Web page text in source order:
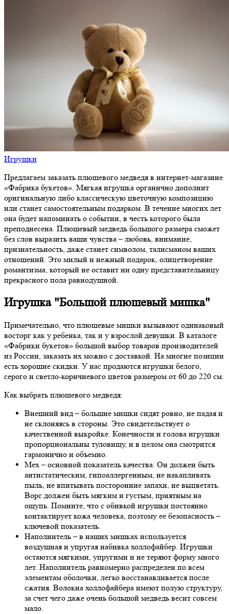
Игрушки
Предлагаем заказать плюшевого медведя в интернет-магазине
«Фабрика букетов». Мягкая игрушка органично дополнит
оригинальную либо классическую цветочную композицию
или станет самостоятельным подарком. В течение многих лет
она будет напоминать о событии, в честь которого была
преподнесена. Плюшевый медведь большого размера сможет
без слов выразить ваши чувства – любовь, внимание,
признательность, даже станет символом, талисманом ваших
отношений. Это милый и нежный подарок, олицетворение
романтизма, который не оставит ни одну представительницу
прекрасного пола равнодушной.
Игрушка "Большой плюшевый мишка"
Примечательно, что плюшевые мишки вызывают одинаковый
восторг как у ребенка, так и у взрослой девушки. В каталоге
«Фабрики букетов» большой выбор товаров производителей
из России, заказать их можно с доставкой. На многие позиции
есть хорошие скидки. У нас продаются игрушки белого,
серого и светло-коричневого цветов размером от 60 до 220 см.
Как выбрать плюшевого медведя:
Внешний вид – большие мишки сидят ровно, не падая и
не склоняясь в стороны. Это свидетельствует о
качественной выкройке. Конечности и голова игрушки
пропорциональны туловищу, и в целом она смотрится
гармонично и объемно.
Мех – основной показатель качества. Он должен быть
антистатическим, гипоаллергенным, не накапливать
пыль, не впитывать посторонние запахи, не выцветать.
Ворс должен быть мягким и густым, приятным на
ощупь. Помните, что с обивкой игрушки постоянно
контактирует кожа человека, поэтому ее безопасность –
ключевой показатель.
Наполнитель – в наших мишках используется
воздушная и упругая набивка холлофайбер. Игрушки
остаются мягкими, упругими и не теряют форму много
лет. Наполнитель равномерно распределен по всем
элементам оболочки, легко восстанавливается после
сжатия. Волокна холлофайбера имеют полую структуру,
за счет чего даже очень большой медведь весит совсем
мало.